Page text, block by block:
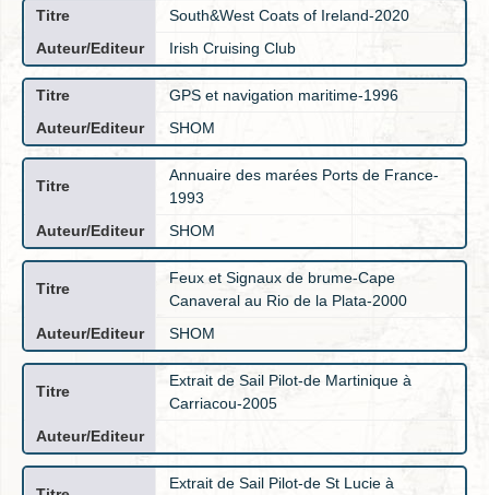
South&West Coats of Ireland-2020
Irish Cruising Club
GPS et navigation maritime-1996
SHOM
Annuaire des marées Ports de France-
1993
SHOM
Feux et Signaux de brume-Cape
Canaveral au Rio de la Plata-2000
SHOM
Extrait de Sail Pilot-de Martinique à
Carriacou-2005
Extrait de Sail Pilot-de St Lucie à